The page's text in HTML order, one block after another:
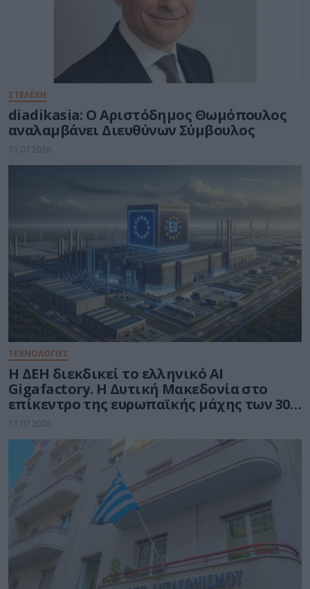
ΣΤΕΛΕΧΗ
diadikasia: Ο Αριστόδημος Θωμόπουλος
αναλαμβάνει Διευθύνων Σύμβουλος
31.07.2026
ΤΕΧΝΟΛΟΓΙΕΣ
Η ΔΕΗ διεκδικεί το ελληνικό AI
Gigafactory. Η Δυτική Μακεδονία στο
επίκεντρο της ευρωπαϊκής μάχης των 30
δισ. ευρώ για την Τεχνητή Νοημοσύνη
31.07.2026